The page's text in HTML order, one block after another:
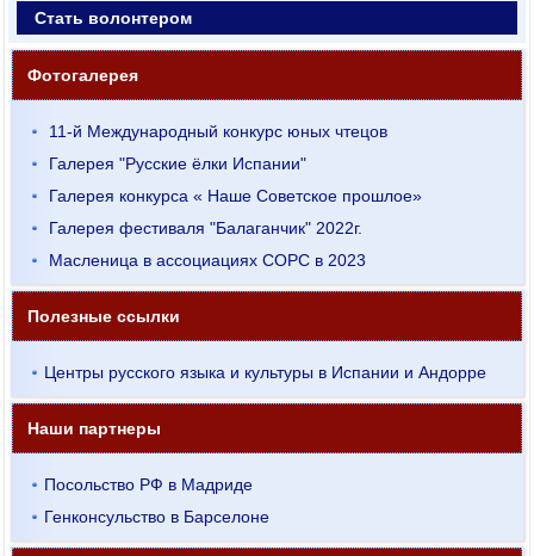
Стать волонтером
Фотогалерея
11-й Международный конкурс юных чтецов
Галерея "Русские ёлки Испании"
Галерея конкурса « Наше Советское прошлое»
Галерея фестиваля "Балаганчик" 2022г.
Масленица в ассоциациях СОРС в 2023
Полезные ссылки
Центры русского языка и культуры в Испании и Андорре
Наши партнеры
Посольство РФ в Мадриде
Генконсульство в Барселоне